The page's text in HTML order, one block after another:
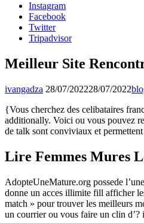
Instagram
Facebook
Twitter
Tripadvisor
Meilleur Site
ivangadza 28/07/202228/07/2022
{Vous cherchez des celibataires
additionally. Voici ou vous pouvez
de talk sont conviviaux et
Lire Femmes Mures
AdopteUneMature.org possede
donne un acces illimite fill afficher
match » pour trouver les meilleurs
un courrier ou vous faire un clin d’?